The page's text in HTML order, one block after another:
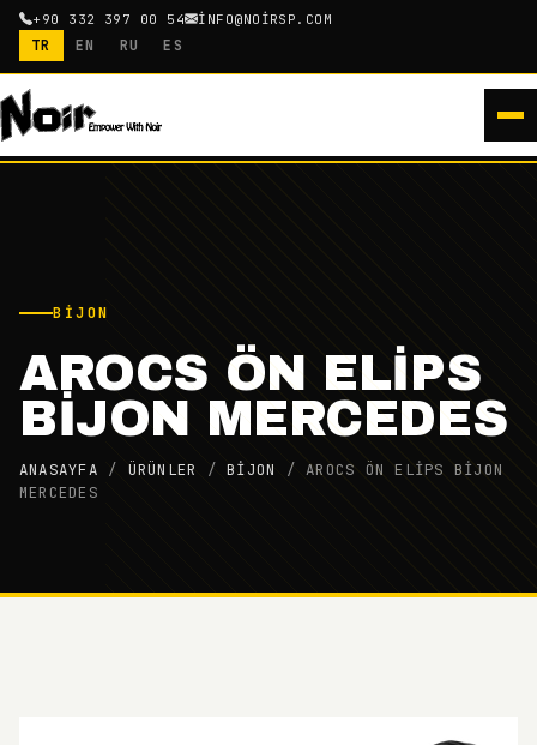
+90 332 397 00 54 INFO@NOIRSP.COM
TR EN RU ES
BIJON
AROCS ÖN ELİPS
BİJON MERCEDES
ANASAYFA / ÜRÜNLER /BIJON /AROCS ÖN ELİPS BİJON
MERCEDES